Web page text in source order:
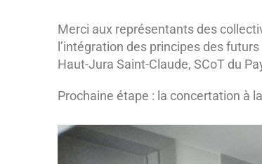
Merci aux représentants des
l’intégration des principes des
Haut-Jura Saint-Claude, SCoT du
Prochaine étape : la concertation à